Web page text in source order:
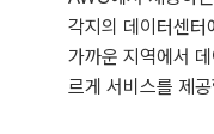
각지의 데이터센터
가까운 지역에서
르게 서비스를 제